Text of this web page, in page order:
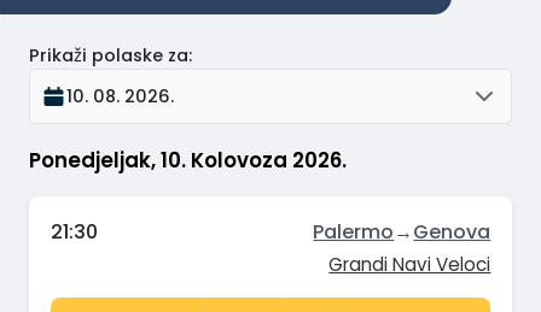
Ponedjeljak, 10. Kolovoza 2026.
Prikaži polaske za:
10. 08. 2026.
21:30 Palermo→Genova
Grandi Navi Veloci